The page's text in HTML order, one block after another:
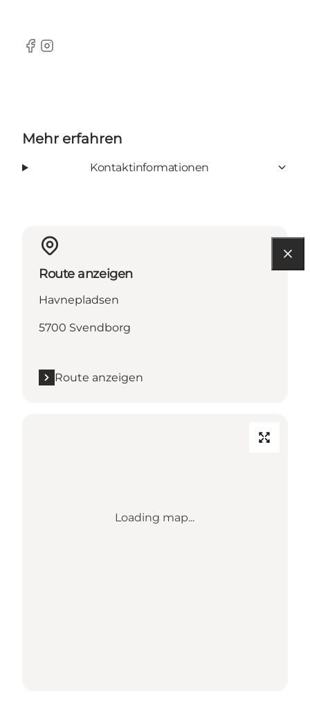
Facebook
Instagram
Mehr erfahren
Kontaktinformationen
Route anzeigen
Havnepladsen
5700 Svendborg
Route anzeigen
Loading map...